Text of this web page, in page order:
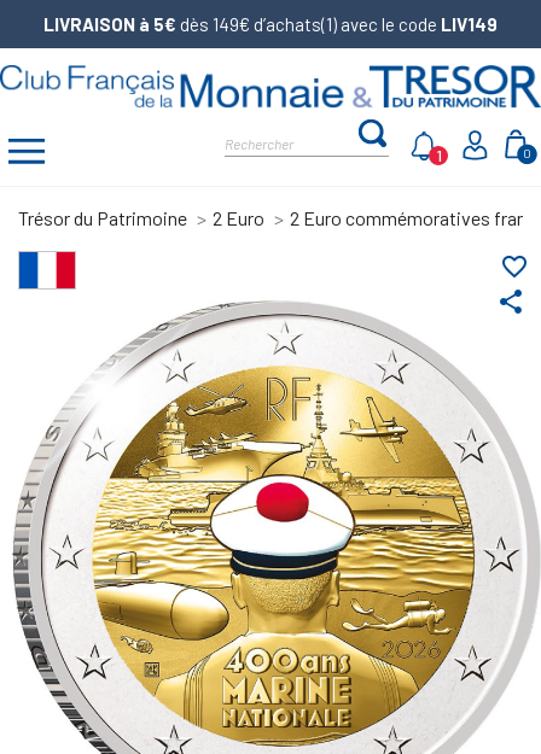
LIVRAISON à 5€ dès 149€ d’achats(1) avec le code LIV149
0
1
Trésor du Patrimoine 2 Euro 2 Euro commémoratives
share
favorite_border